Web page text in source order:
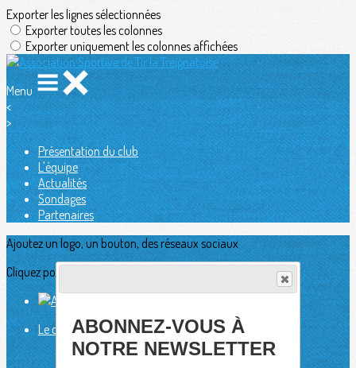
Exporter les lignes sélectionnées
Exporter toutes les colonnes
Exporter uniquement les colonnes affichées
Menu
<
>
Présentation du club
L'équipe
Actualités
Sondages
Partenaires
Ajoutez un logo, un bouton, des réseaux sociaux
Cliquez pour éditer
Le club▴▾
Présentation du club
ABONNEZ-VOUS À
NOTRE NEWSLETTER